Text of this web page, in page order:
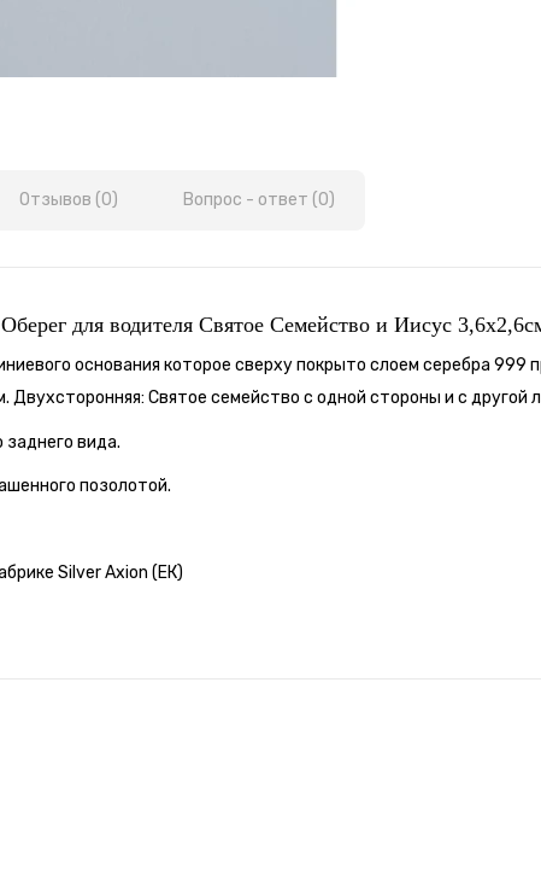
Отзывов (0) Вопрос - ответ (0)
Оберег для водителя Святое Семейство и Иисус
основания которое сверху покрыто слоем серебра 999
Двухсторонняя: Святое семейство с одной стороны и с другой
заднего вида.
позолотой.
Silver Axion (ЕК)